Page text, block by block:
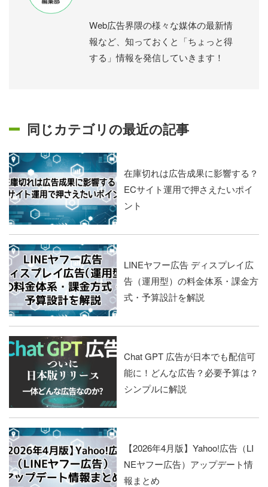
Web広告界隈の様々な媒体の最新情
報など、知っておくと「ちょっと得
する」情報を発信していきます！
同じカテゴリの最近の記事
在庫切れは広告成果に影響する？
ECサイト運用で押さえたいポイ
ント
LINEヤフー広告 ディスプレイ広
告（運用型）の料金体系・課金方
式・予算設計を解説
Chat GPT 広告が日本でも配信可
能に！どんな広告？必要予算は？
シンプルに解説
【2026年4月版】Yahoo!広告（LI
NEヤフー広告）アップデート情
報まとめ